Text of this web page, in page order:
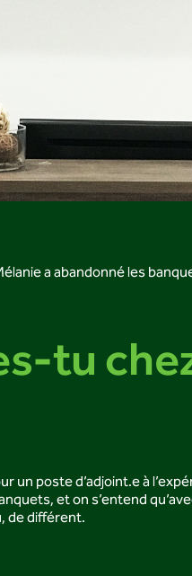
a abandonné les
tu
un poste d’adjoint.e à
et on s’entend
de différent.